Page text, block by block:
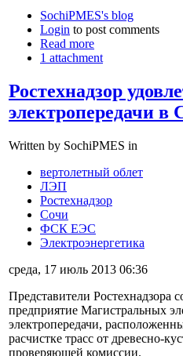
SochiPMES's blog
Login to post comments
Read more
1 attachment
Ростехнадзор
электропередачи в
Written by SochiPMES in
вертолетный облет
ЛЭП
Ростехнадзор
Сочи
ФСК ЕЭС
Электроэнергетика
среда, 17 июль 2013 06:36
Представители
предприятие Магистральных
электропередачи,
расчистке трасс от древесно-
проверяющей комиссии.